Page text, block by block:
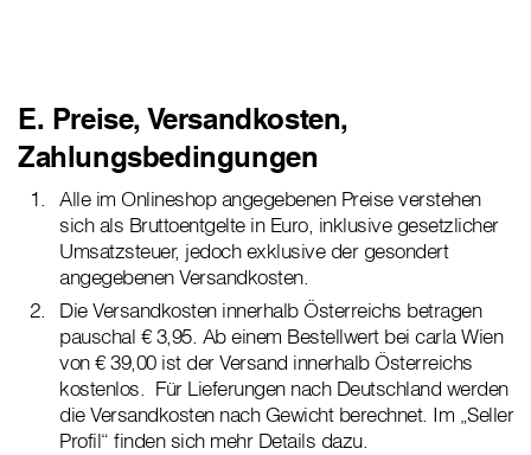
E. Preise, Versandkosten,
Zahlungsbedingungen
Alle im Onlineshop angegebenen Preise verstehen
sich als Bruttoentgelte in Euro, inklusive gesetzlicher
Umsatzsteuer, jedoch exklusive der gesondert
angegebenen Versandkosten.
Die Versandkosten innerhalb Österreichs betragen
pauschal € 3,95. Ab einem Bestellwert bei carla Wien
von € 39,00 ist der Versand innerhalb Österreichs
kostenlos. Für Lieferungen nach Deutschland werden
die Versandkosten nach Gewicht berechnet. Im „Seller
Profil“ finden sich mehr Details dazu.